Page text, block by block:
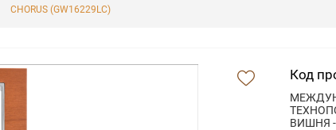
CHORUS (GW16229LC)
Код
ВИШНЯ -